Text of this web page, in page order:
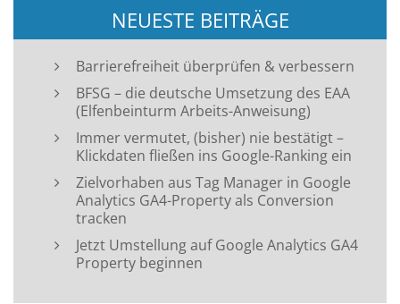
NEUESTE BEITRÄGE
Barrierefreiheit überprüfen & verbessern
BFSG – die deutsche Umsetzung des EAA
(Elfenbeinturm Arbeits-Anweisung)
Immer vermutet, (bisher) nie bestätigt –
Klickdaten fließen ins Google-Ranking ein
Zielvorhaben aus Tag Manager in Google
Analytics GA4-Property als Conversion
tracken
Jetzt Umstellung auf Google Analytics GA4
Property beginnen